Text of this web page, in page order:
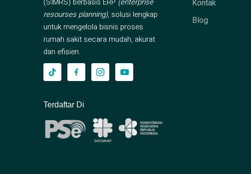
resourses planning), solusi lengkap
untuk mengelola bisnis proses
rumah sakit secara mudah, akurat
dan efisien.
Terdaftar Di
Kontak
Blog